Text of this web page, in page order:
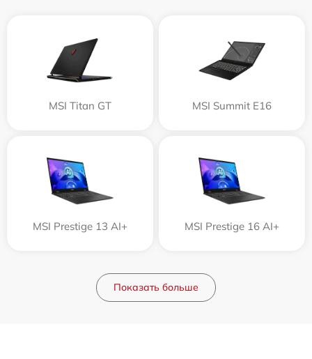
MSI Titan GT MSI Summit E16
MSI Prestige 13 AI+ MSI Prestige 16 AI+
Показать больше